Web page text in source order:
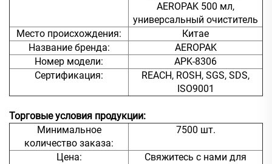
AEROPAK 500 мл,
универсальный очиститель
Место происхождения:
Китае
Название бренда:
AEROPAK
Номер модели:
APK-8306
Сертификация:
REACH, ROSH, SGS, SDS,
ISO9001
Торговые условия продукции:
Минимальное
количество заказа:
7500 шт.
Цена:
Свяжитесь с нами для